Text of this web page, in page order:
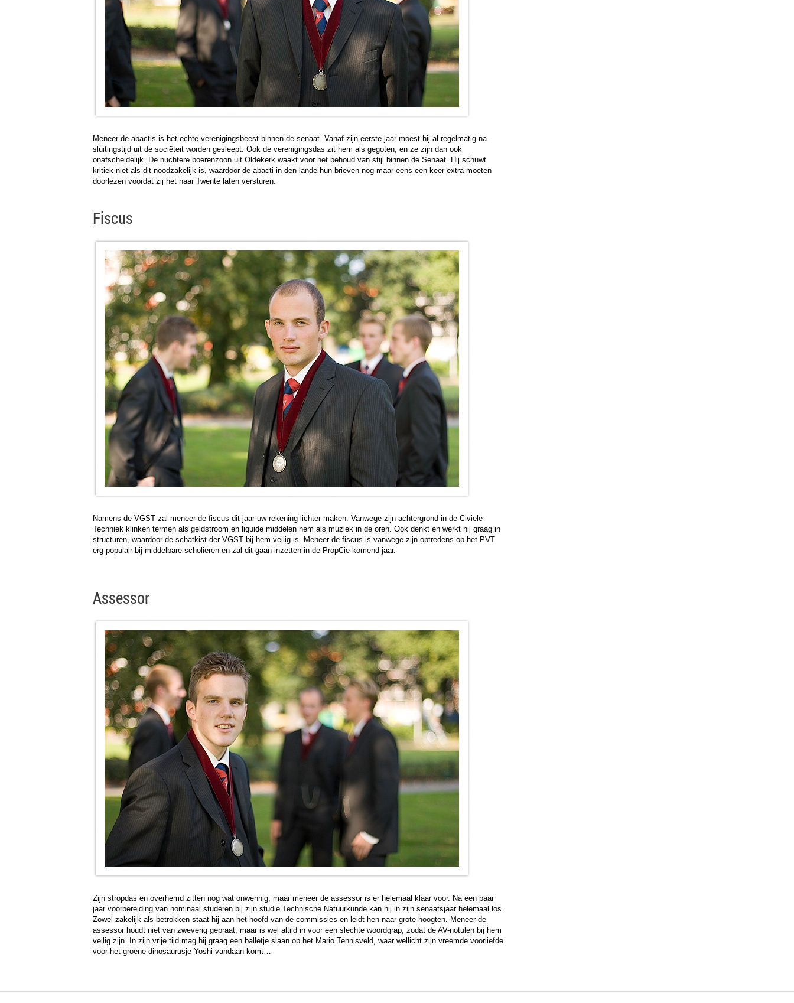
Meneer de abactis is het echte verenigingsbeest binnen de senaat. Vanaf zijn eerste jaar moest hij al regelmatig na
sluitingstijd uit de sociëteit worden gesleept. Ook de verenigingsdas zit hem als gegoten, en ze zijn dan ook
onafscheidelijk. De nuchtere boerenzoon uit Oldekerk waakt voor het behoud van stijl binnen de Senaat. Hij schuwt
kritiek niet als dit noodzakelijk is, waardoor de abacti in den lande hun brieven nog maar eens een keer extra moeten
doorlezen voordat zij het naar Twente laten versturen.
Fiscus
Namens de VGST zal meneer de fiscus dit jaar uw rekening lichter maken. Vanwege zijn achtergrond in de Civiele
Techniek klinken termen als geldstroom en liquide middelen hem als muziek in de oren. Ook denkt en werkt hij graag in
structuren, waardoor de schatkist der VGST bij hem veilig is. Meneer de fiscus is vanwege zijn optredens op het PVT
erg populair bij middelbare scholieren en zal dit gaan inzetten in de PropCie komend jaar.
Assessor
Zijn stropdas en overhemd zitten nog wat onwennig, maar meneer de assessor is er helemaal klaar voor. Na een paar
jaar voorbereiding van nominaal studeren bij zijn studie Technische Natuurkunde kan hij in zijn senaatsjaar helemaal los.
Zowel zakelijk als betrokken staat hij aan het hoofd van de commissies en leidt hen naar grote hoogten. Meneer de
assessor houdt niet van zweverig gepraat, maar is wel altijd in voor een slechte woordgrap, zodat de AV-notulen bij hem
veilig zijn. In zijn vrije tijd mag hij graag een balletje slaan op het Mario Tennisveld, waar wellicht zijn vreemde voorliefde
voor het groene dinosaurusje Yoshi vandaan komt…